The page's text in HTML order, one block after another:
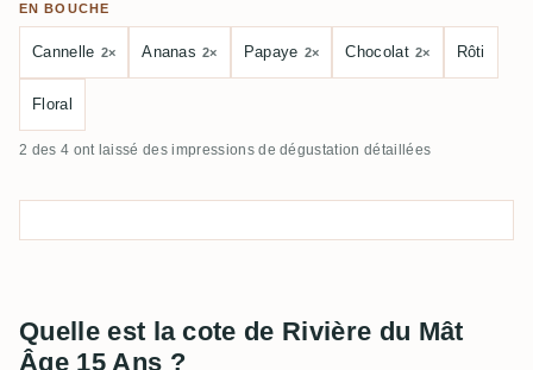
EN BOUCHE
Cannelle 2× Ananas 2× Papaye 2× Chocolat 2× Rôti
Floral
2 des 4 ont laissé des impressions de dégustation détaillées
Quelle est la cote de Rivière du Mât
Âge 15 Ans ?